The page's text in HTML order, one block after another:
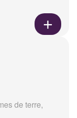
de terre,